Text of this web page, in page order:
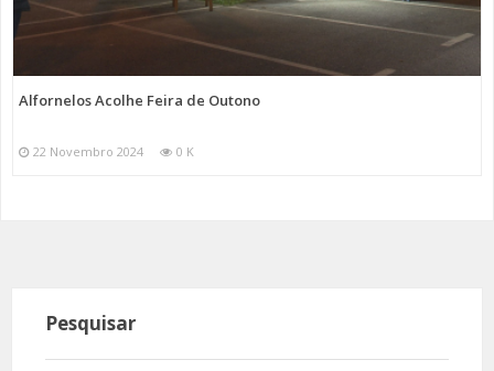
Alfornelos Acolhe Feira de Outono
22 Novembro 2024 0 K
Pesquisar